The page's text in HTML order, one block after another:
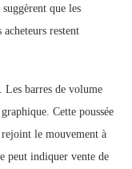
que les
restent
Les barres de volume
Cette poussée
rejoint le mouvement à
peut indiquer vente de